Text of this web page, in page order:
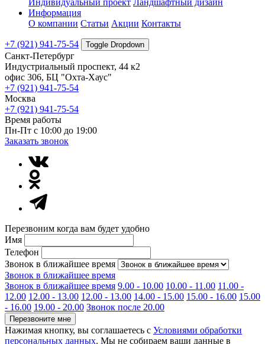
Индивидуальный проект Ландшафтный дизайн
Информация
О компании Статьи Акции Контакты
+7 (921) 941-75-54 Toggle Dropdown
Санкт-Петербург
Индустриальный проспект, 44 к2
офис 306, БЦ "Охта-Хаус"
+7 (921) 941-75-54
Москва
+7 (921) 941-75-54
Время работы
Пн-Пт с 10:00 до 19:00
Заказать звонок
Перезвоним когда вам будет удобно
Имя
Телефон
Звонок в ближайшее время
Звонок в ближайшее время
Звонок в ближайшее время 9.00 - 10.00 10.00 - 11.00 11.00 -
12.00 12.00 - 13.00 12.00 - 13.00 14.00 - 15.00 15.00 - 16.00 15.00
- 16.00 19.00 - 20.00 Звонок после 20.00
Перезвоните мне
Нажимая кнопку, вы соглашаетесь с Условиями обработки
персональных данных. Мы не собираем ваши данные в